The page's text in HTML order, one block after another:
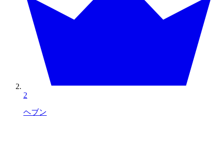
2
ヘブン